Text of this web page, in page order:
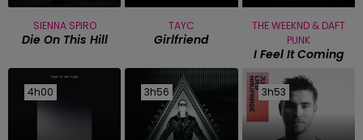
SIENNA SPIRO
Die On This Hill
TAYC
Girlfriend
THE WEEKND & DAFT
PUNK
I Feel It Coming
4h00
4h00 3h56
3h56 3h53
3h53